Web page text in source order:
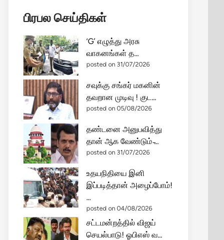
பிரபல செய்திகள்
‘G’ எழுத்து அரசு
வாகனங்கள் த...
posted on 31/07/2026
சவுக்கு சங்கர் மகனின்
தவறான முடிவு ! குட...
posted on 05/08/2026
தண்டனை அனுபவித்து
தான் ஆக வேண்டும் ̵...
posted on 31/07/2026
உதயநிதியை இனி
இப்படித்தான் அழைப்போம்!
...
posted on 04/08/2026
சட்டமன்றத்தில் விஜய்
செயல்பாடு! ஓபிஎஸ் வ...